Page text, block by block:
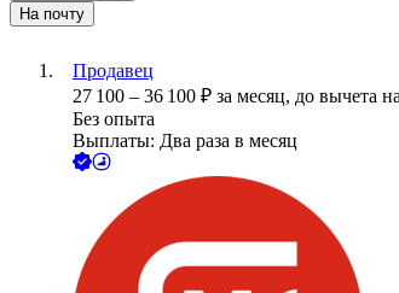
На почту
Продавец
27 100 – 36 100 ₽ за месяц, до вычета
Без опыта
Выплаты: Два раза в месяц